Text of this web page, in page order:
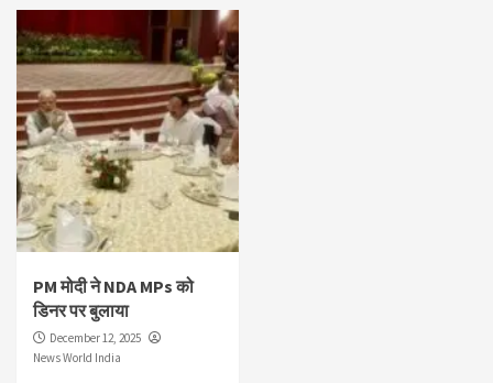
PM मोदी ने NDA MPs को
डिनर पर बुलाया
December 12, 2025
News World India